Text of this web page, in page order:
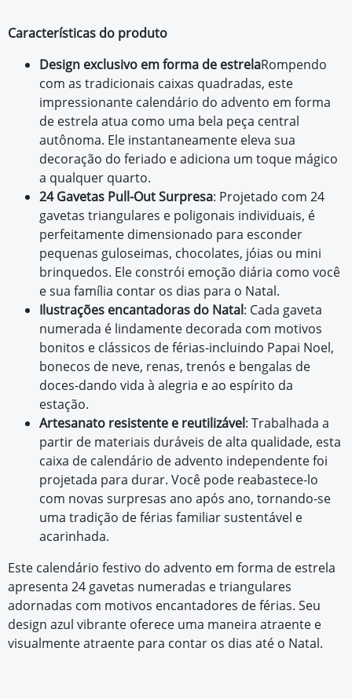
Características do produto
Design exclusivo em forma de estrelaRompendo
com as tradicionais caixas quadradas, este
impressionante calendário do advento em forma
de estrela atua como uma bela peça central
autônoma. Ele instantaneamente eleva sua
decoração do feriado e adiciona um toque mágico
a qualquer quarto.
24 Gavetas Pull-Out Surpresa: Projetado com 24
gavetas triangulares e poligonais individuais, é
perfeitamente dimensionado para esconder
pequenas guloseimas, chocolates, jóias ou mini
brinquedos. Ele constrói emoção diária como você
e sua família contar os dias para o Natal.
Ilustrações encantadoras do Natal: Cada gaveta
numerada é lindamente decorada com motivos
bonitos e clássicos de férias-incluindo Papai Noel,
bonecos de neve, renas, trenós e bengalas de
doces-dando vida à alegria e ao espírito da
estação.
Artesanato resistente e reutilizável: Trabalhada a
partir de materiais duráveis de alta qualidade, esta
caixa de calendário de advento independente foi
projetada para durar. Você pode reabastece-lo
com novas surpresas ano após ano, tornando-se
uma tradição de férias familiar sustentável e
acarinhada.
Este calendário festivo do advento em forma de estrela
apresenta 24 gavetas numeradas e triangulares
adornadas com motivos encantadores de férias. Seu
design azul vibrante oferece uma maneira atraente e
visualmente atraente para contar os dias até o Natal.